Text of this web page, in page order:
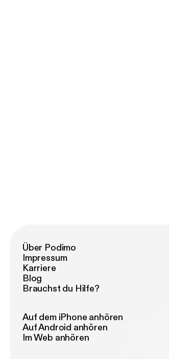
Über Podimo
Impressum
Karriere
Blog
Brauchst du Hilfe?
Auf dem iPhone anhören
Auf Android anhören
Im Web anhören